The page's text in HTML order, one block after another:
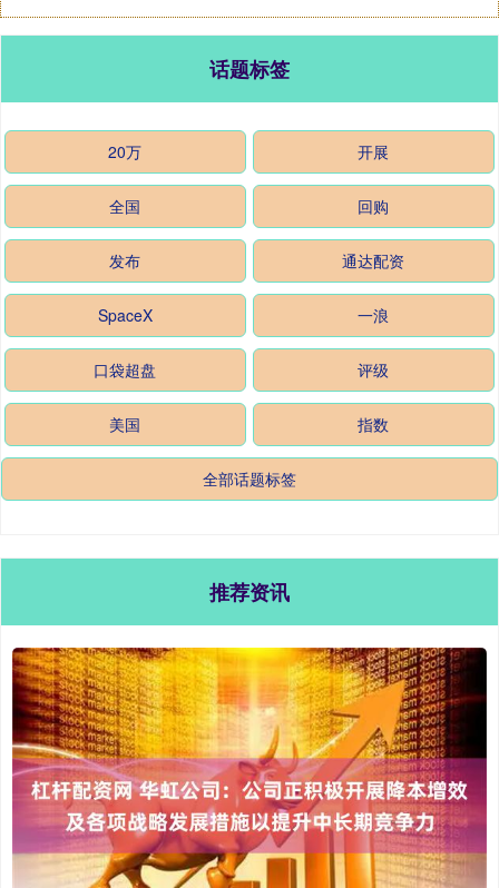
话题标签
20万 开展
全国 回购
发布 通达配资
SpaceX 一浪
口袋超盘 评级
美国 指数
全部话题标签
推荐资讯